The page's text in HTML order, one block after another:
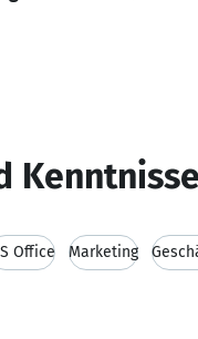
Kenntnisse
Office Marketing